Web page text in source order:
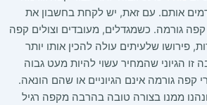
אותם. עם זאת, יש לקחת בחשבון את
גורמה. כשמגדלים, מעובדים וצולים קפה
פירושו שלעיתים עולה להכין אותו יותר
הגיוני שהמחיר עשוי להיות מעט גבוה
קפה גורמה אינם הגיוניים או שהם הונאה.
ממנו בצורה טובה בהרבה מקפה רגיל